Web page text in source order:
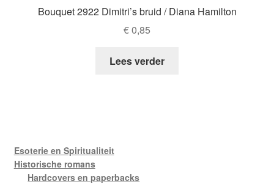
Bouquet 2922 Dimitri’s bruid / Diana Hamilton
€0,85
Lees verder
Esoterie en Spiritualiteit
Historische romans
Hardcovers en paperbacks